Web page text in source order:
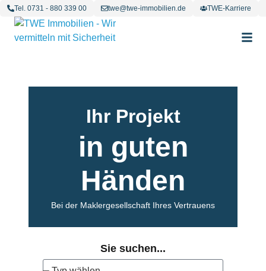
Tel. 0731 - 880 339 00 twe@twe-immobilien.de TWE-Karriere
Ihr Projekt
in guten
Händen
Bei der Maklergesellschaft Ihres Vertrauens
Sie suchen...